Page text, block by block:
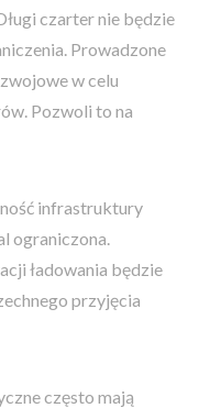
czarter nie będzie
Prowadzone
w celu
Pozwoli to na
infrastruktury
ograniczona.
ładowania będzie
przyjęcia
często mają